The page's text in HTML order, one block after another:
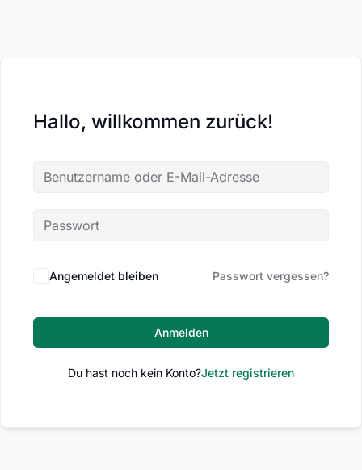
Hallo, willkommen zurück!
Angemeldet bleiben Passwort vergessen?
Anmelden
Du hast noch kein Konto?Jetzt registrieren